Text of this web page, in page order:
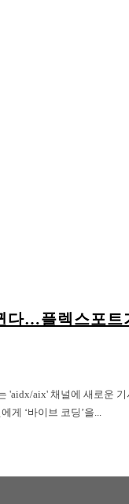
…플렉스포트
'aidx/aix' 채널에 새로운
게 ‘바이브 코딩’을...